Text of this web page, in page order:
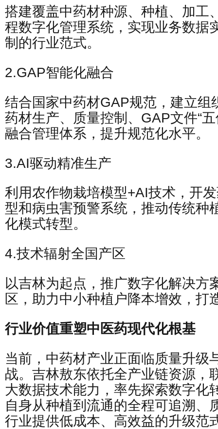
搭建覆盖中药材种源、种植、加工
程数字化管理系统，实现业务数据
制的行业范式。
2.GAP智能化融合
结合国家中药材GAP规范，建立组
药材生产、质量控制、GAP文件“
融合管理体系，提升规范化水平。
3.AI驱动精准生产
利用农作物栽培模型+AI技术，开
型和病虫害预警系统，推动传统种
化模式转型。
4.技术辐射全国产区
以吉林为起点，推广数字化解决方
区，助力中小种植户降本增效，打
行业价值重塑中医药现代化根基
当前，中药材产业正面临质量升级
战。吉林敖东依托全产业链资源，
大数据技术能力，率先探索数字化
自身从种植到流通的全程可追溯、
行业提供低成本、高效益的升级范